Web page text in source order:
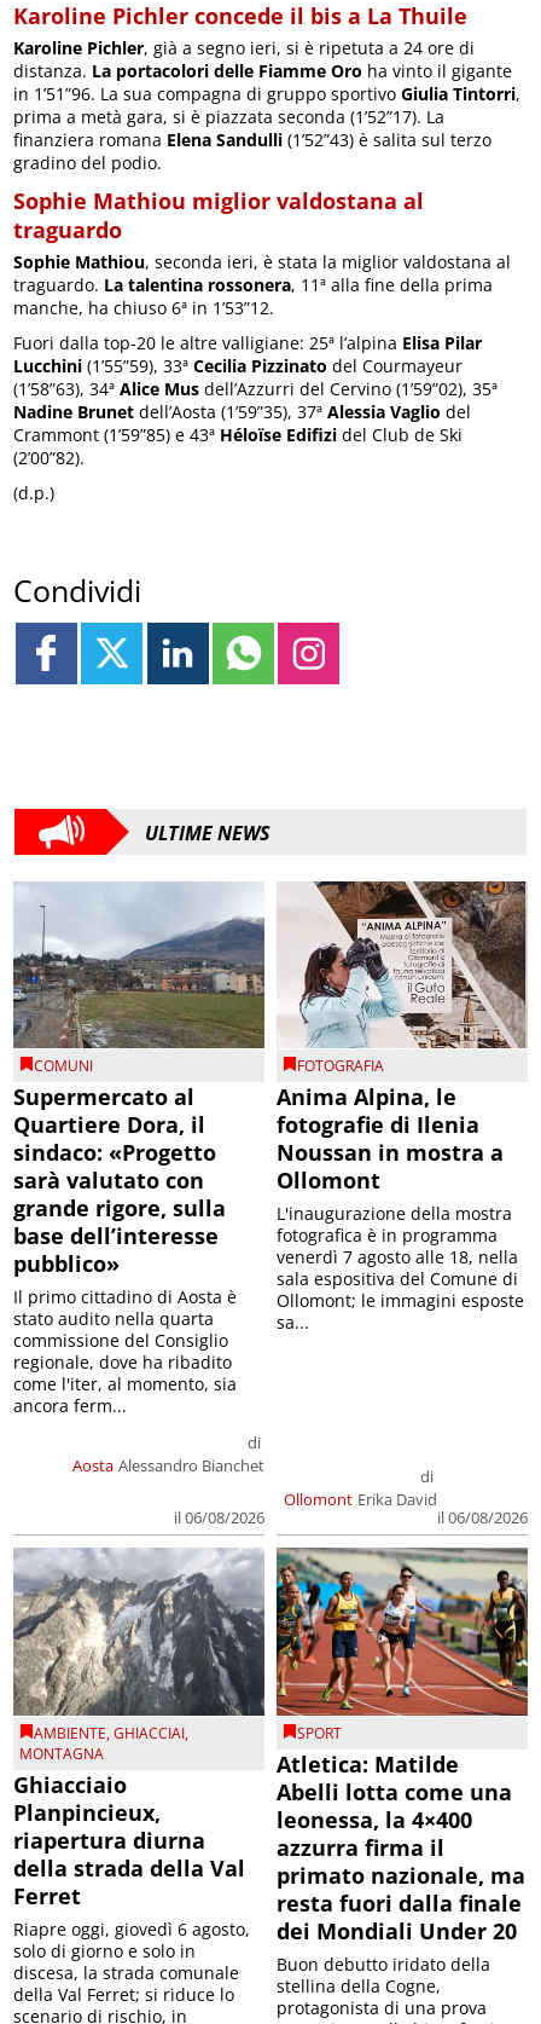
Karoline Pichler concede il bis a La Thuile
Karoline Pichler, già a segno ieri, si è ripetuta a 24 ore di
distanza. La portacolori delle Fiamme Oro ha vinto il gigante
in 1’51”96. La sua compagna di gruppo sportivoGiulia Tintorri,
prima a metà gara, si è piazzata seconda (1’52”17). La
finanziera romana Elena Sandulli (1’52”43) è salita sul terzo
gradino del podio.
Sophie Mathiou miglior valdostana al
traguardo
Sophie Mathiou, seconda ieri, è stata la miglior valdostana al
traguardo. La talentina rossonera, 11ª alla fine della prima
manche, ha chiuso 6ª in 1’53”12.
Fuori dalla top-20 le altre valligiane: 25ª l’alpina Elisa Pilar
Lucchini (1’55”59), 33ªCecilia Pizzinato del Courmayeur
(1’58”63), 34ªAlice Mus dell’Azzurri del Cervino (1’59”02), 35ª
Nadine Brunet dell’Aosta (1’59”35), 37ªAlessia Vaglio del
Crammont (1’59”85) e 43ª Héloïse Edifizi del Club de Ski
(2’00”82).
(d.p.)
Condividi
ULTIME NEWS
COMUNI
Supermercato al
Quartiere Dora, il
sindaco: «Progetto
sarà valutato con
grande rigore, sulla
base dell’interesse
pubblico»
Aosta
di
Alessandro Bianchet
il 06/08/2026
Il primo cittadino di Aosta è
stato audito nella quarta
commissione del Consiglio
regionale, dove ha ribadito
come l'iter, al momento, sia
ancora ferm...
FOTOGRAFIA
Anima Alpina, le
fotografie di Ilenia
Noussan in mostra a
Ollomont
Ollomont
di
Erika David
il 06/08/2026
L'inaugurazione della mostra
fotografica è in programma
venerdì 7 agosto alle 18, nella
sala espositiva del Comune di
Ollomont; le immagini esposte
sa...
AMBIENTE,GHIACCIAI,
MONTAGNA
Ghiacciaio
Planpincieux,
riapertura diurna
della strada della Val
Ferret
Riapre oggi, giovedì 6 agosto,
solo di giorno e solo in
discesa, la strada comunale
della Val Ferret; si riduce lo
scenario di rischio, in
SPORT
Atletica: Matilde
Abelli lotta come una
leonessa, la 4×400
azzurra firma il
primato nazionale, ma
resta fuori dalla finale
dei Mondiali Under 20
Buon debutto iridato della
stellina della Cogne,
protagonista di una prova